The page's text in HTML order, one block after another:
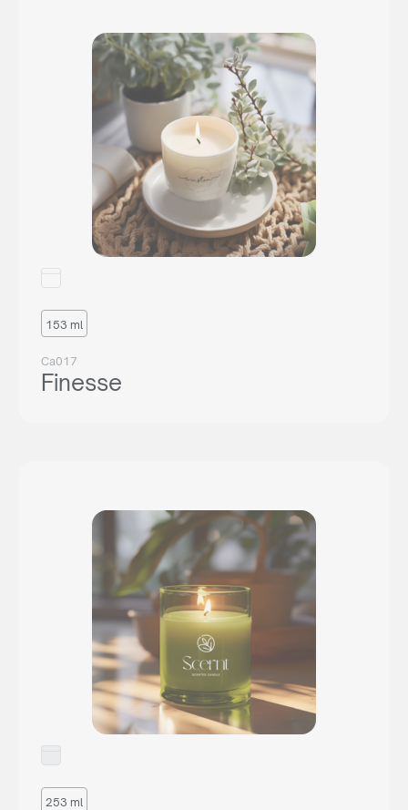
153 ml
Ca017
Finesse
253 ml
Êtes-vous un revendeur?
Voulez-vous établir une coopération à long terme avec
nous ? Consultez notre offre, créez un compte gratuit dans
notre panel B2B et découvrez toutes les capacités de
dans votre pays.
OU ACHETER
or write:thierry@maxim.com.pl